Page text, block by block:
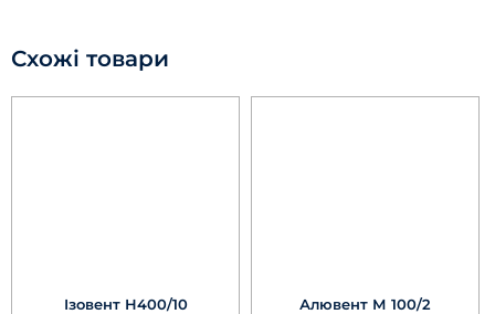
Схожі товари
Ізовент Н400/10 Алювент М 100/2